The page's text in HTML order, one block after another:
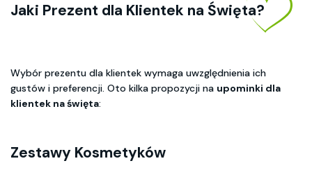
Jaki Prezent dla Klientek na Święta?
Wybór prezentu dla klientek wymaga uwzględnienia ich
gustów i preferencji. Oto kilka propozycji na upominki dla
klientek na święta:
Zestawy Kosmetyków